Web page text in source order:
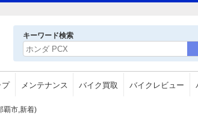
キーワード検索
プ メンテナンス バイク買取 バイクレビュー
覇市,新着)